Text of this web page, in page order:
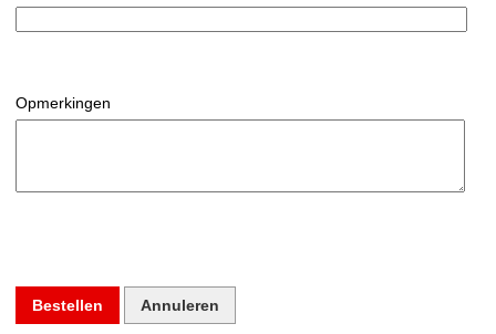
Opmerkingen
Bestellen Annuleren